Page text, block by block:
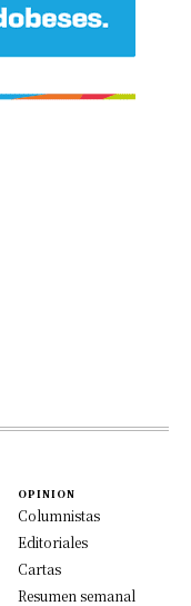
OPINION
Columnistas
Editoriales
Cartas
Resumen semanal